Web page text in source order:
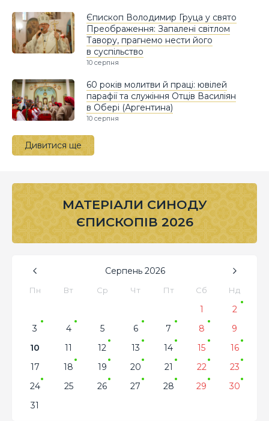
Єпископ Володимир Груца у свято
Преображення: Запалені світлом
Тавору, прагнемо нести його
в суспільство
10 серпня
60 років молитви й праці: ювілей
парафії та служіння Отців Василіян
в Обері (Аргентина)
10 серпня
Дивитися ще
МАТЕРІАЛИ СИНОДУ
ЄПИСКОПІВ 2026
Серпень 2026
Пн Вт Ср Чт Пт Сб Нд
1
2
3
4 5 6 7 8
9
10
11 12 13 14 15
16
17
18 19 20 21 22
23
24
25 26 27 28 29
30
31